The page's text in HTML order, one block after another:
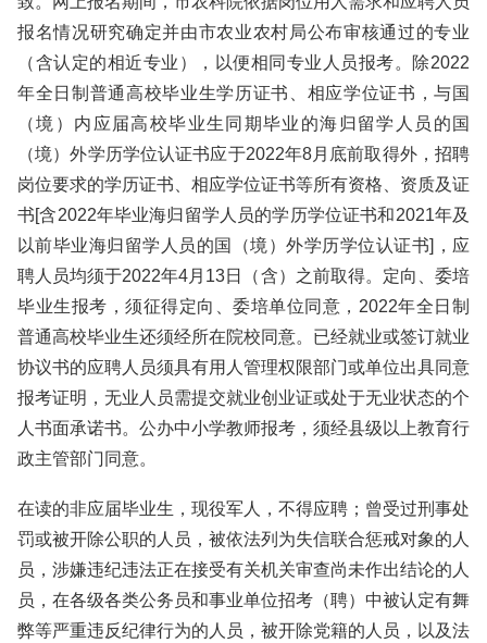
报名情况研究确定并由市农业农村局公布审核通过的专业
（含认定的相近专业），以便相同专业人员报考。除2022
年全日制普通高校毕业生学历证书、相应学位证书，与国
（境）内应届高校毕业生同期毕业的海归留学人员的国
（境）外学历学位认证书应于2022年8月底前取得外，招聘
岗位要求的学历证书、相应学位证书等所有资格、资质及证
书[含2022年毕业海归留学人员的学历学位证书和2021年及
以前毕业海归留学人员的国（境）外学历学位认证书]，应
聘人员均须于2022年4月13日（含）之前取得。定向、委培
毕业生报考，须征得定向、委培单位同意，2022年全日制
普通高校毕业生还须经所在院校同意。已经就业或签订就业
协议书的应聘人员须具有用人管理权限部门或单位出具同意
报考证明，无业人员需提交就业创业证或处于无业状态的个
人书面承诺书。公办中小学教师报考，须经县级以上教育行
政主管部门同意。
在读的非应届毕业生，现役军人，不得应聘；曾受过刑事处
罚或被开除公职的人员，被依法列为失信联合惩戒对象的人
员，涉嫌违纪违法正在接受有关机关审查尚未作出结论的人
员，在各级各类公务员和事业单位招考（聘）中被认定有舞
弊等严重违反纪律行为的人员，被开除党籍的人员，以及法